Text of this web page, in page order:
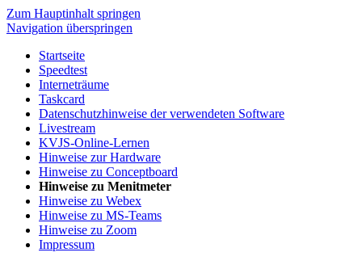
Zum Hauptinhalt springen
Navigation überspringen
Startseite
Speedtest
Interneträume
Taskcard
Datenschutzhinweise der verwendeten Software
Livestream
KVJS-Online-Lernen
Hinweise zur Hardware
Hinweise zu Conceptboard
Hinweise zu Menitmeter
Hinweise zu Webex
Hinweise zu MS-Teams
Hinweise zu Zoom
Impressum